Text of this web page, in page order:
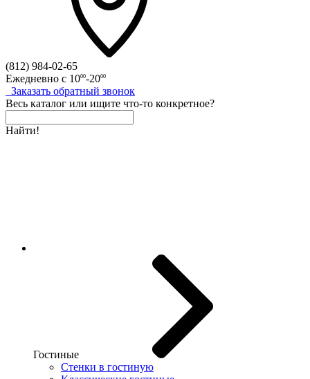
(812) 984-02-65
Ежедневно с 1000-2000
Заказать обратный звонок
Весь каталог или ищите что-то конкретное?
Найти!
Гостиные
Стенки в гостиную